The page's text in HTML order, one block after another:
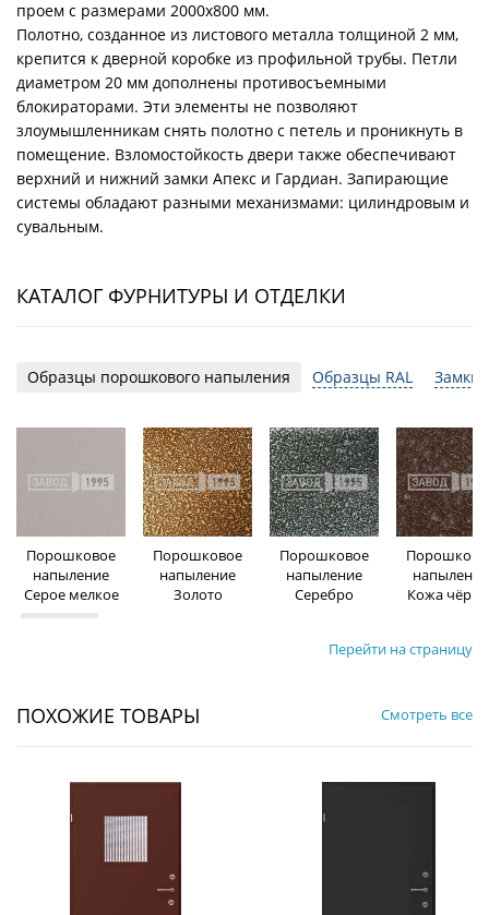
проем с размерами 2000x800 мм.
Полотно, созданное из листового металла толщиной 2 мм,
крепится к дверной коробке из профильной трубы. Петли
диаметром 20 мм дополнены противосъемными
блокираторами. Эти элементы не позволяют
злоумышленникам снять полотно с петель и проникнуть в
помещение. Взломостойкость двери также обеспечивают
верхний и нижний замки Апекс и Гардиан. Запирающие
системы обладают разными механизмами: цилиндровым и
сувальным.
КАТАЛОГ ФУРНИТУРЫ И ОТДЕЛКИ
Образцы порошкового напыления Образцы RAL Замки
Порошковое
напыление
Серое мелкое
Порошковое
напыление
Золото
Порошковое
напыление
Серебро
напыление
Кожа
Перейти на страницу
ПОХОЖИЕ ТОВАРЫ Смотреть все